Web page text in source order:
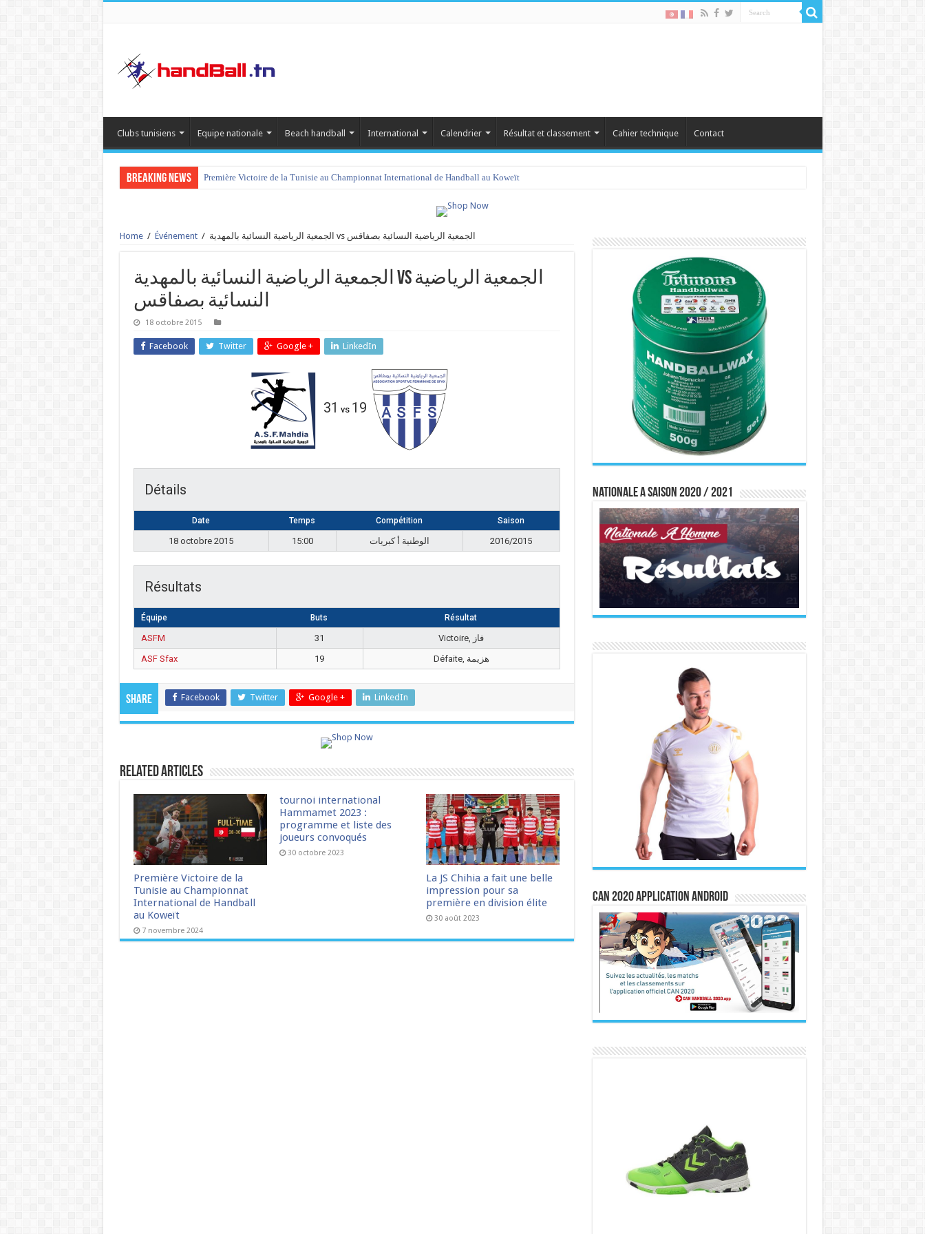
Clubs tunisiens Equipe nationale Beach handball International Calendrier Résultat et classement Cahier technique Contact
Breaking News Première Victoire de la Tunisie au Championnat International de Handball au Koweït
Home / Événement / الجمعية الرياضية النسائية بالمهدية vs الجمعية الرياضية النسائية بصفاقس
الجمعية الرياضية النسائية بالمهدية vs الجمعية الرياضية
النسائية بصفاقس
18 octobre 2015
Facebook Twitter Google + LinkedIn
31 vs 19
Détails
Date Temps Compétition Saison
18 octobre 2015 15:00 الوطنية أ كبريات 2016/2015
Résultats
Équipe Buts Résultat
ASFM 31
Victoire, فاز
ASF Sfax
19 Défaite, هزيمة
Share Facebook Twitter Google + LinkedIn
Related Articles
Première Victoire de la
Tunisie au Championnat
International de Handball
au Koweït
7 novembre 2024
tournoi international
Hammamet 2023 :
programme et liste des
joueurs convoqués
30 octobre 2023
La JS Chihia a fait une belle
impression pour sa
première en division élite
30 août 2023
Nationale A saison 2020 / 2021
CAN 2020 Application Android